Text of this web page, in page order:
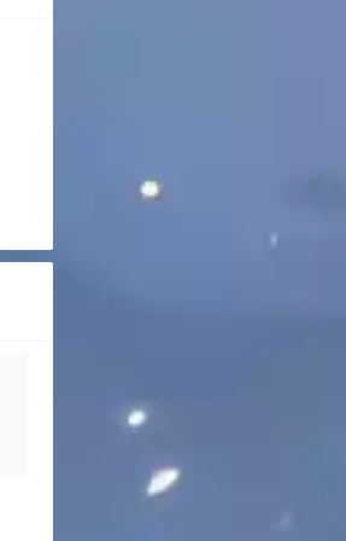
{len(listt)} -----")
{len(listt)} -----")
)